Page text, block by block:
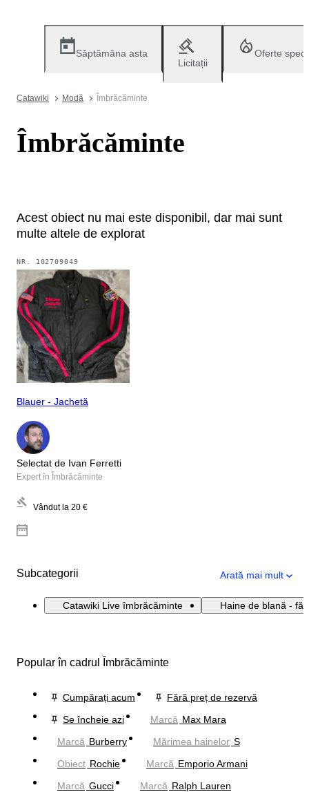
Săptămâna asta
Licitații
Oferte
Catawiki Modă Îmbrăcăminte
Îmbrăcăminte
Acest obiect nu mai este disponibil, dar mai sunt
multe altele de explorat
NR. 102709049
Blauer - Jachetă
Selectat de Ivan Ferretti
Expert în Îmbrăcăminte
Vândut la 20 €
Subcategorii Arată mai mult
Catawiki Live îmbrăcăminte Haine de blană -
Popular în cadrul Îmbrăcăminte
Cumpărați acum
Fără preț de rezervă
Se încheie azi
Marcă Max Mara
Marcă Burberry Mărimea hainelor S
Obiect Rochie Marcă Emporio Armani
Marcă Gucci Marcă Ralph Lauren